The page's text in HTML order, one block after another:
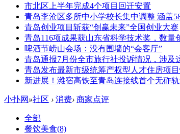
市北区上半年完成4个项目回迁安置
青岛李沧区多所中小学校长集中调整 涵盖
青岛创业项目斩获“创赢未来”全国创业大赛
青岛116项成果获山东省科学技术奖，数量
啤酒节崂山会场：没有围墙的“会客厅”
青岛通报7月份全市旅行社投诉情况，涉及
青岛发布最新市级统筹产权型人才住房项
新进展！潍宿高铁至青岛连接线首个无砟
小扑网 »社区 › 消费› 商家点评
全部
餐饮美食(8)